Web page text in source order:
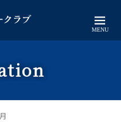
MENU